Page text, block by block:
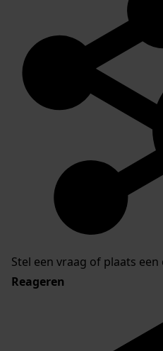
Stel een vraag of plaats
Reageren